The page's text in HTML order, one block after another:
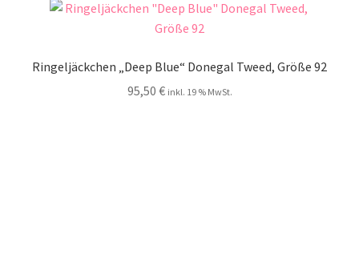
Ringeljäckchen „Deep Blue“ Donegal Tweed, Größe 92
95,50 € inkl. 19 % MwSt.